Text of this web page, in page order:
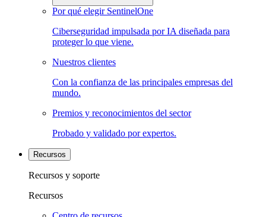
Por qué elegir SentinelOne
Ciberseguridad impulsada por IA diseñada para
proteger lo que viene.
Nuestros clientes
Con la confianza de las principales empresas del
mundo.
Premios y reconocimientos del sector
Probado y validado por expertos.
Recursos
Recursos y soporte
Recursos